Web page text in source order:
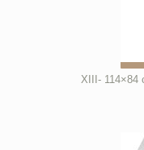
XIII- 114×84